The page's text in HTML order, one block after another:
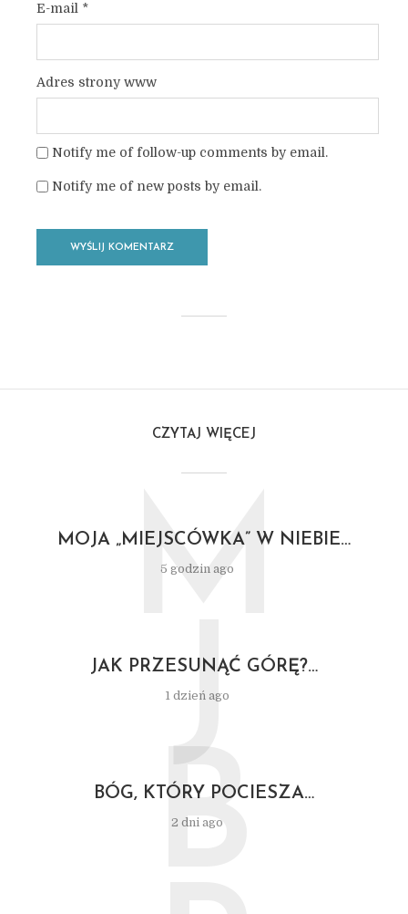
E-mail *
Adres strony www
Notify me of follow-up comments by email.
Notify me of new posts by email.
CZYTAJ WIĘCEJ
MOJA „MIEJSCÓWKA” W NIEBIE…
5 godzin ago
M
JAK PRZESUNĄĆ GÓRĘ?…
1 dzień ago
J
BÓG, KTÓRY POCIESZA…
2 dni ago
B